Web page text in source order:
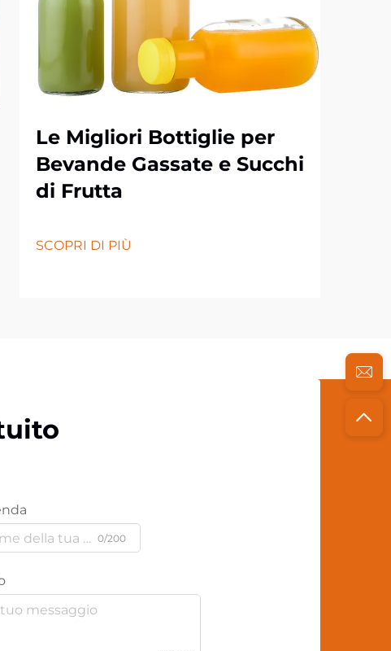
Le Migliori Bottiglie per
Bevande Gassate e Succhi
di Frutta
SCOPRI DI PIÙ
0/200